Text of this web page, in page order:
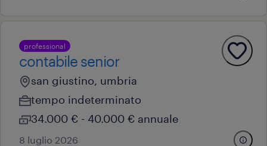
professional
contabile senior
san giustino, umbria
tempo indeterminato
34.000 € - 40.000 € annuale
8 luglio 2026